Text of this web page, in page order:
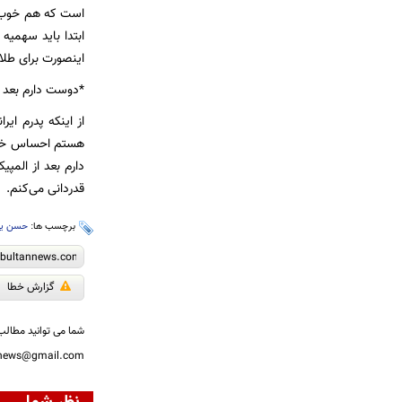
است که هم خوب
ابتدا باید
اینصورت برای
*دوست دارم بعد
از اینکه پدرم
هستم احساس
قدردانی می‌کنم.
برچسب ها: حسن
گزارش خطا
شما می توانید